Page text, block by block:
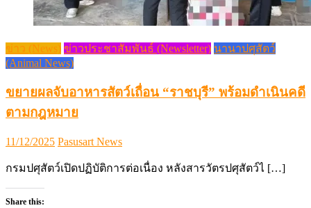
ข่าว (News) ข่าวประชาสัมพันธ์ (Newsletter) นานาปศุสัตว์
(Animal News)
ขยายผลจับอาหารสัตว์เถื่อน “ราชบุรี” พร้อมดำเนินคดี
ตามกฎหมาย
Posted
11/12/2025 Author
Pasusart News
กรมปศุสัตว์เปิดปฏิบัติการต่อเนื่อง หลังสารวัตรปศุสัตว์ไ […]
Share this: